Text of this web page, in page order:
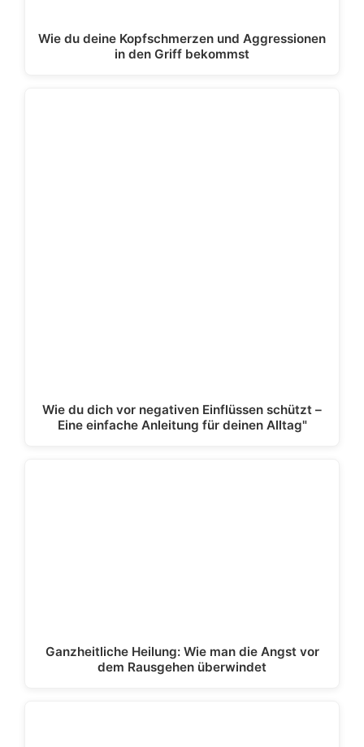
Wie du deine Kopfschmerzen und Aggressionen
in den Griff bekommst
Wie du dich vor negativen Einflüssen schützt –
Eine einfache Anleitung für deinen Alltag"
Ganzheitliche Heilung: Wie man die Angst vor
dem Rausgehen überwindet